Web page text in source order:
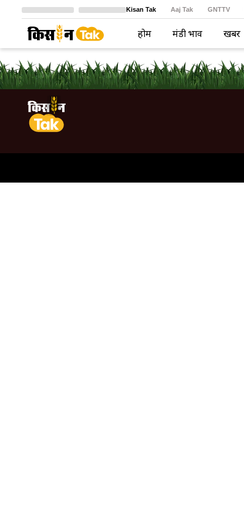
Kisan Tak Aaj Tak GNTTV
Crime Tak Astro Tak
होम मंडी भाव खबरें